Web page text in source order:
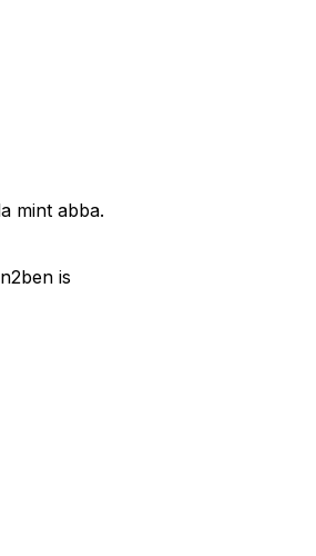
mint abba.
is